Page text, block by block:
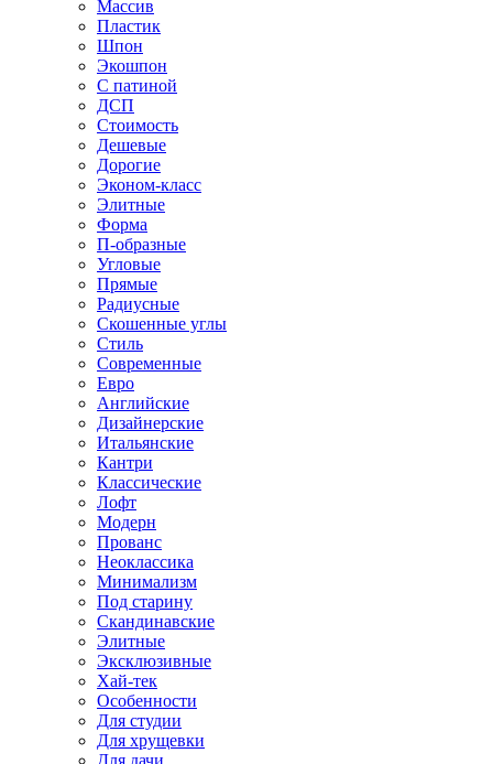
Массив
Пластик
Шпон
Экошпон
С патиной
ДСП
Стоимость
Дешевые
Дорогие
Эконом-класс
Элитные
Форма
П-образные
Угловые
Прямые
Радиусные
Скошенные углы
Стиль
Современные
Евро
Английские
Дизайнерские
Итальянские
Кантри
Классические
Лофт
Модерн
Прованс
Неоклассика
Минимализм
Под старину
Скандинавские
Элитные
Эксклюзивные
Хай-тек
Особенности
Для студии
Для хрущевки
Для дачи